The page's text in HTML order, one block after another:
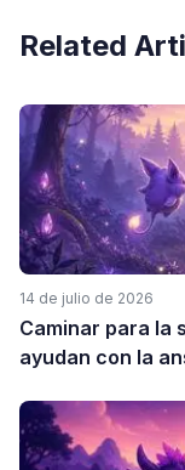
Related
14 de julio de 2026
Caminar para la
ayudan con la